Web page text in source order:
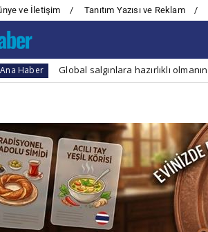
ve İletişim Tanıtım Yazısı ve Reklam
Global salgınlara hazırlıklı olmanın 7 yolu